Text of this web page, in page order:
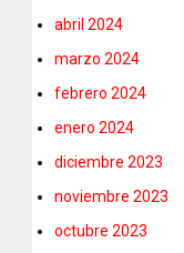
abril 2024
marzo 2024
febrero 2024
enero 2024
diciembre 2023
noviembre 2023
octubre 2023